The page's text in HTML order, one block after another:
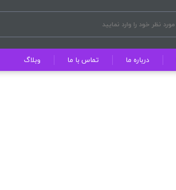
درباره ما تماس با ما وبلاگ